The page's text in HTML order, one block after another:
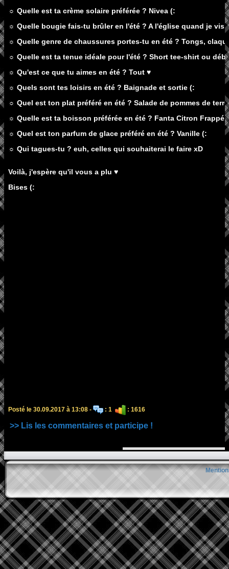
☼ Quelle est ta crème solaire préférée ? Nivea (:
☼ Quelle bougie fais-tu brûler en l'été ? A l'église quand je
☼ Quelle genre de chaussures portes-tu en été ? Tongs,
☼ Quelle est ta tenue idéale pour l'été ? Short tee-shirt ou
☼ Qu'est ce que tu aimes en été ? Tout ♥
☼ Quels sont tes loisirs en été ? Baignade et sortie (:
☼ Quel est ton plat préféré en été ? Salade de pommes de
☼ Quelle est ta boisson préférée en été ? Fanta Citron Frappé
☼ Quel est ton parfum de glace préféré en été ? Vanille (:
☼ Qui tagues-tu ? euh, celles qui souhaiterai le faire xD
Voilà, j'espère qu'il vous a plu ♥
Bises (:
Posté le 30.09.2017 à 13:08 - : 1 : 1616
>> Lis les commentaires et participe !